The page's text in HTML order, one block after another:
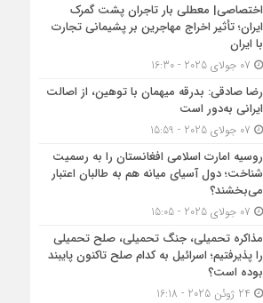
اختصاصی| معطلی بار تاجران پشت گمرک
ایران؛ تأثیر اخراج مهاجرین بر پشیمانی تجارت
با ایران
رضا صادقی: بدرقه میهمان با توهین، از اصالت
ایرانی به‌دور است
روسیه امارت اسلامی افغانستان را به رسمیت
شناخت؛ دول آسیای میانه هم به طالبان اعتبار
می‎‌بخشند؟
مذاکره تحمیلی، جنگ تحمیلی، صلح تحمیلی
را پذیرفتیم؛ اسرائیل به کدام صلح تاکنون پایبند
بوده است؟